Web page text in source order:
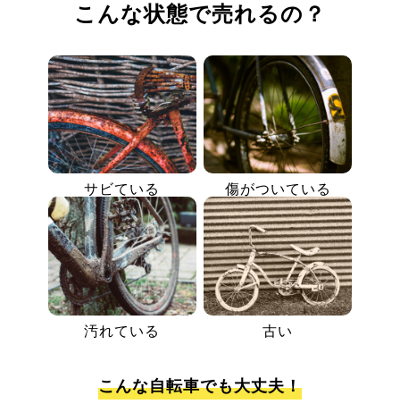
こんな状態で売れるの？
サビている 傷がついている
汚れている 古い
こんな自転車でも大丈夫！